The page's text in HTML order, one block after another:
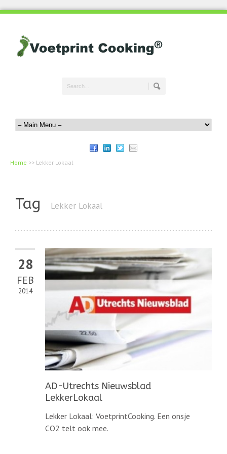
Home >> Lekker Lokaal
Tag Lekker Lokaal
28
FEB
2014
AD-Utrechts Nieuwsblad
LekkerLokaal
Lekker Lokaal: VoetprintCooking. Een onsje
CO2 telt ook mee.